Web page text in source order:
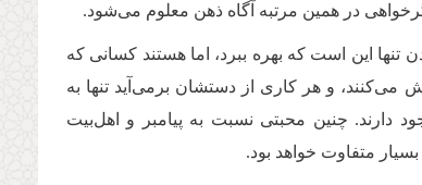
در همین مرتبه آگاه ذهن معلوم می‌شود.
این است که بهره ببرد، اما هستند کسانی که
می‌کنند، و هر کاری از دستشان برمی‌آید تنها به
دارند. چنین محبتی نسبت به پیامبر و اهل‌بیت
متفاوت خواهد بود.